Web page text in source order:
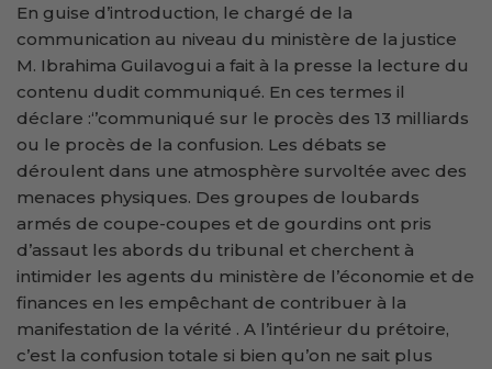
En guise d’introduction, le chargé de la
communication au niveau du ministère de la justice
M. Ibrahima Guilavogui a fait à la presse la lecture du
contenu dudit communiqué. En ces termes il
déclare :‘’communiqué sur le procès des 13 milliards
ou le procès de la confusion. Les débats se
déroulent dans une atmosphère survoltée avec des
menaces physiques. Des groupes de loubards
armés de coupe-coupes et de gourdins ont pris
d’assaut les abords du tribunal et cherchent à
intimider les agents du ministère de l’économie et de
finances en les empêchant de contribuer à la
manifestation de la vérité . A l’intérieur du prétoire,
c’est la confusion totale si bien qu’on ne sait plus